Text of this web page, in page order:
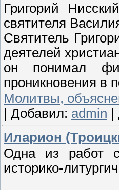
Григорий
святителя
Святитель
деятелей
он понимал
проникновения в
Молитвы,
| Добавил: admin |
Иларион
Одна из работ
историко-